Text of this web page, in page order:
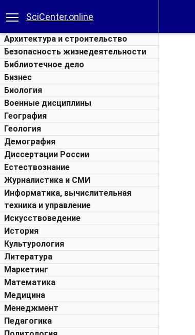
SciCenter.online
Архитектура и строительство
Безопасность жизнедеятельности
Библиотечное дело
Бизнес
Биология
Военные дисциплины
География
Геология
Демография
Диссертации России
Естествознание
Журналистика и СМИ
Информатика, вычислительная
техника и управление
Искусствоведение
История
Культурология
Литература
Маркетинг
Математика
Медицина
Менеджмент
Педагогика